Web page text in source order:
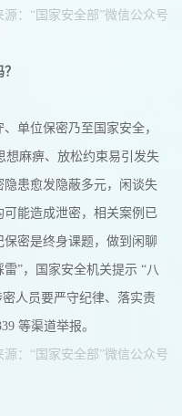
源：“国家安全部”微信公众号
单位保密乃至国家安全，
想麻痹、放松约束易引发失
患愈发隐蔽多元，闲谈失
能造成泄密，相关案例已
密是终身课题，做到闲聊
雷”，国家安全机关提示 “八
人员要严守纪律、落实责
等渠道举报。
源：“国家安全部”微信公众号